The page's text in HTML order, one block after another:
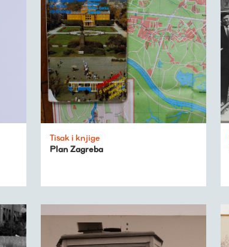
Tisak i knjige
Plan Zagreba